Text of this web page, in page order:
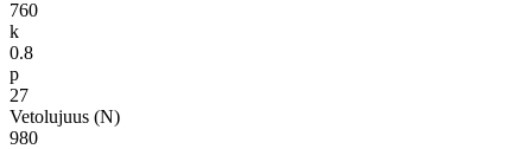
760
k
0.8
p
27
Vetolujuus (N)
980